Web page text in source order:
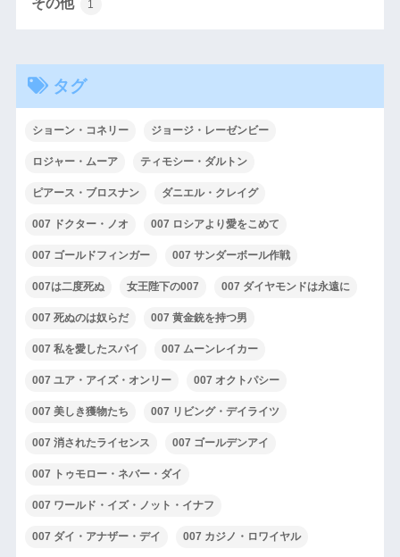
その他 1
タグ
ショーン・コネリー ジョージ・レーゼンビー
ロジャー・ムーア ティモシー・ダルトン
ピアース・ブロスナン ダニエル・クレイグ
007 ドクター・ノオ 007 ロシアより愛をこめて
007 ゴールドフィンガー 007 サンダーボール作戦
007は二度死ぬ 女王陛下の007 007 ダイヤモンドは永遠に
007 死ぬのは奴らだ 007 黄金銃を持つ男
007 私を愛したスパイ 007 ムーンレイカー
007 ユア・アイズ・オンリー 007 オクトパシー
007 美しき獲物たち 007 リビング・デイライツ
007 消されたライセンス 007 ゴールデンアイ
007 トゥモロー・ネバー・ダイ
007 ワールド・イズ・ノット・イナフ
007 ダイ・アナザー・デイ 007 カジノ・ロワイヤル